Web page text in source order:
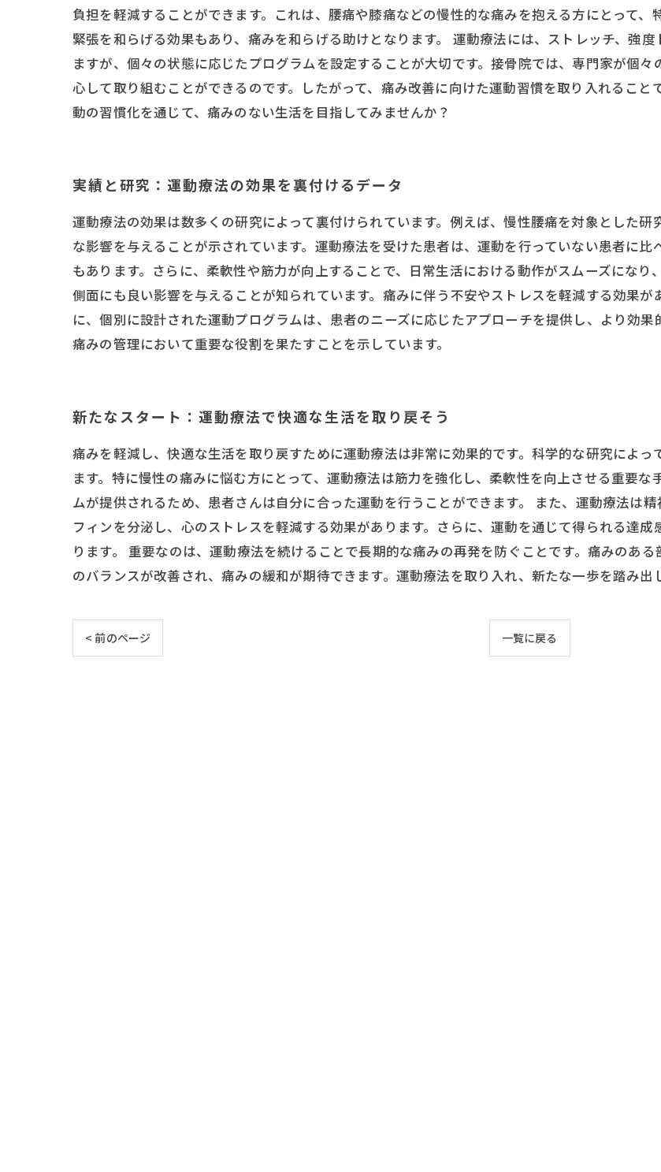
負担を軽減することができます。これは、腰痛や膝痛などの慢性的な痛みを抱える方にとって
緊張を和らげる効果もあり、痛みを和らげる助けとなります。 運動療法には、ストレッチ、強
ますが、個々の状態に応じたプログラムを設定することが大切です。接骨院では、専門家が個
心して取り組むことができるのです。したがって、痛み改善に向けた運動習慣を取り入れるこ
動の習慣化を通じて、痛みのない生活を目指してみませんか？
実績と研究：運動療法の効果を裏付けるデータ
運動療法の効果は数多くの研究によって裏付けられています。例えば、慢性腰痛を対象とした
な影響を与えることが示されています。運動療法を受けた患者は、運動を行っていない患者に
もあります。さらに、柔軟性や筋力が向上することで、日常生活における動作がスムーズにな
側面にも良い影響を与えることが知られています。痛みに伴う不安やストレスを軽減する効果
に、個別に設計された運動プログラムは、患者のニーズに応じたアプローチを提供し、より効
痛みの管理において重要な役割を果たすことを示しています。
新たなスタート：運動療法で快適な生活を取り戻そう
痛みを軽減し、快適な生活を取り戻すために運動療法は非常に効果的です。科学的な研究によ
ます。特に慢性の痛みに悩む方にとって、運動療法は筋力を強化し、柔軟性を向上させる重要
ムが提供されるため、患者さんは自分に合った運動を行うことができます。 また、運動療法は
フィンを分泌し、心のストレスを軽減する効果があります。さらに、運動を通じて得られる達
ります。 重要なのは、運動療法を続けることで長期的な痛みの再発を防ぐことです。痛みのあ
のバランスが改善され、痛みの緩和が期待できます。運動療法を取り入れ、新たな一歩を踏み出
< 前のページ 一覧に戻る